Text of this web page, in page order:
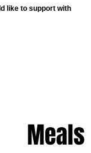
like to support with
Meals